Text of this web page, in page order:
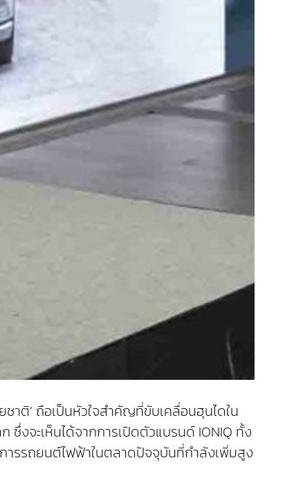
าติ’ ถือเป็นหัวใจสำคัญที่ขับเคลื่อนฮุนไดใน
งจะเห็นได้จากการเปิดตัวแบรนด์ IONIQ ทั้ง
ารรถยนต์ไฟฟ้าในตลาดปัจจุบันที่กำลังเพิ่มสูง